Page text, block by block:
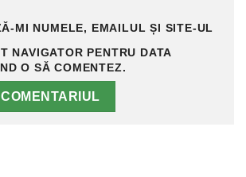
MI NUMELE, EMAILUL ȘI SITE-UL
NAVIGATOR PENTRU DATA
O SĂ COMENTEZ.